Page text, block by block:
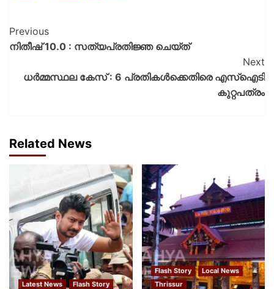
Previous
നിതീഷ് 10.0 : സത്യപ്രതിജ്ഞ ചെയ്ത്
Next
ധർമ്മസ്ഥല കേസ് : 6 പ്രതികൾക്കെതിരെ എസ്ഐടി
കുറ്റപത്രം
Related News
Latest News Flash Story
Flash Story
Local News
Thrissur